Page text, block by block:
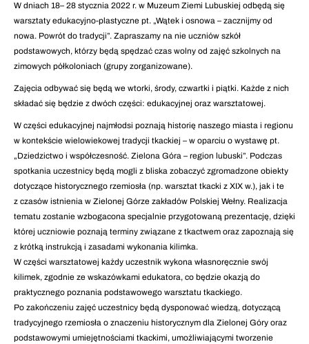
W dniach 18– 28 stycznia 2022 r. w Muzeum Ziemi Lubuskiej odbędą się
warsztaty edukacyjno-plastyczne pt. „Wątek i osnowa – zacznijmy od
nowa. Powrót do tradycji”. Zapraszamy na nie uczniów szkół
podstawowych, którzy będą spędzać czas wolny od zajęć szkolnych na
zimowych półkoloniach (grupy zorganizowane).
Zajęcia odbywać się będą we wtorki, środy, czwartki i piątki. Każde z nich
składać się będzie z dwóch części: edukacyjnej oraz warsztatowej.
W części edukacyjnej najmłodsi poznają historię naszego miasta i regionu
w kontekście wielowiekowej tradycji tkackiej – w oparciu o wystawę pt.
„Dziedzictwo i współczesność. Zielona Góra – region lubuski”. Podczas
spotkania uczestnicy będą mogli z bliska zobaczyć zgromadzone obiekty
dotyczące historycznego rzemiosła (np. warsztat tkacki z XIX w.), jak i te
z czasów istnienia w Zielonej Górze zakładów Polskiej Wełny. Realizacja
tematu zostanie wzbogacona specjalnie przygotowaną prezentację, dzięki
której uczniowie poznają terminy związane z tkactwem oraz zapoznają się
z krótką instrukcją i zasadami wykonania kilimka.
W części warsztatowej każdy uczestnik wykona własnoręcznie swój
kilimek, zgodnie ze wskazówkami edukatora, co będzie okazją do
praktycznego poznania podstawowego warsztatu tkackiego.
Po zakończeniu zajęć uczestnicy będą dysponować wiedzą, dotyczącą
tradycyjnego rzemiosła o znaczeniu historycznym dla Zielonej Góry oraz
podstawowymi umiejętnościami tkackimi, umożliwiającymi tworzenie